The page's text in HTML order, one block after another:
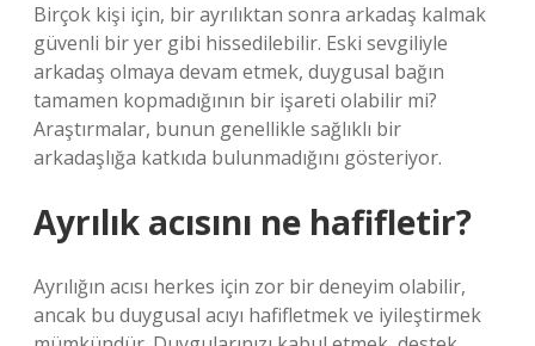
Birçok kişi için, bir ayrılıktan sonra arkadaş kalmak
güvenli bir yer gibi hissedilebilir. Eski sevgiliyle
arkadaş olmaya devam etmek, duygusal bağın
tamamen kopmadığının bir işareti olabilir mi?
Araştırmalar, bunun genellikle sağlıklı bir
arkadaşlığa katkıda bulunmadığını gösteriyor.
Ayrılık acısını ne hafifletir?
Ayrılığın acısı herkes için zor bir deneyim olabilir,
ancak bu duygusal acıyı hafifletmek ve iyileştirmek